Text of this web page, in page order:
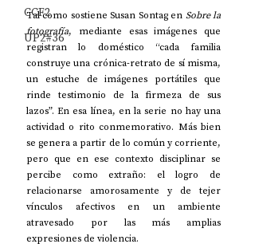
CCF2
UP2#36
Tal como sostiene Susan Sontag en Sobre la
fotografía, mediante esas imágenes que
registran lo doméstico “cada familia
construye una crónica-retrato de sí misma,
un estuche de imágenes portátiles que
rinde testimonio de la firmeza de sus
lazos”. En esa línea, en la serie no hay una
actividad o rito conmemorativo. Más bien
se genera a partir de lo común y corriente,
pero que en ese contexto disciplinar se
percibe como extraño: el logro de
relacionarse amorosamente y de tejer
vínculos afectivos en un ambiente
atravesado por las más amplias
expresiones de violencia.